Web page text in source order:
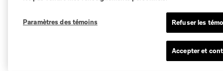
Paramètres des témoins Refuser les
Accepter et